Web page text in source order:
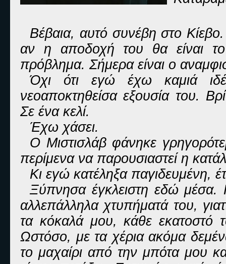
Βέβαια, αυτό συνέβη στο Κίεβο.
αν η αποδοχή του θα είναι
πρόβλημα. Σήμερα είναι ο
Όχι ότι εγώ έχω καμιά
νεοαποκτηθείσα εξουσία του.
Σε ένα κελί.
Έχω χάσει.
Ο Μιστισλάβ φάνηκε
περίμενα να παρουσιαστεί η
Κι εγώ κατέληξα παγιδευμένη,
Ξύπνησα έγκλειστη εδώ μέσα.
αλλεπάλληλα χτυπήματά του,
τα κόκαλά μου, κάθε
Ωστόσο, με τα χέρια ακόμα
το μαχαίρι από την μπότα μου